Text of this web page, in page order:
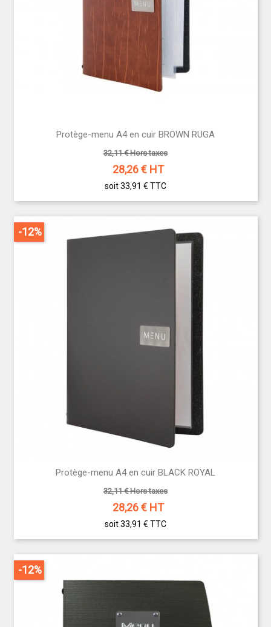
Protège-menu A4 en cuir BROWN RUGA
32,11 € Hors taxes
28,26€ HT
soit 33,91 € TTC
Protège-menu A4 en cuir BLACK ROYAL
32,11 € Hors taxes
28,26€ HT
soit 33,91 € TTC
-12%
-12%